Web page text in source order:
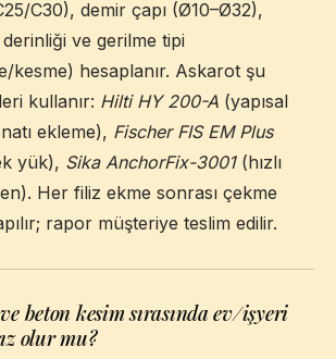
C30), demir çapı (Ø10–Ø32),
ve gerilme tipi
kesme) hesaplanır. Askarot şu
kullanır: Hilti HY 200-A (yapısal
ekleme), Fischer FIS EM Plus
yük), Sika AnchorFix-3001(hızlı
Her filiz ekme sonrası çekme
rapor müşteriye teslim edilir.
beton kesim sırasında ev/işyeri
olur mu?